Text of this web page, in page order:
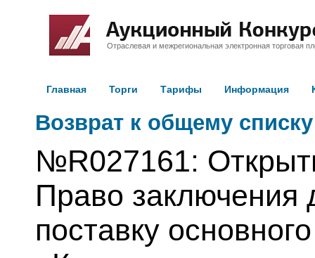
Отраслевая и межрегиональная электронная торговая
Главная Торги Тарифы Информация
Возврат к общему списку
№R027161:
Право заключения
поставку